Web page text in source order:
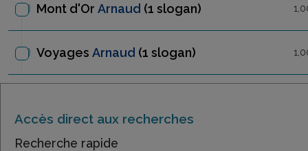
Mont d'Or Arnaud (1 slogan)
Voyages Arnaud (1 slogan)
Accès direct aux recherches
Recherche rapide